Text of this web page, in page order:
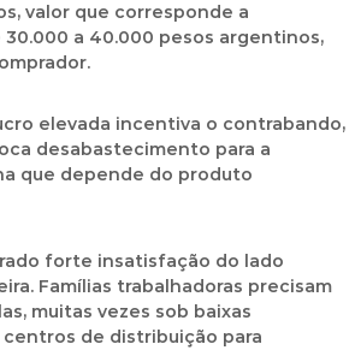
, valor que corresponde a
30.000 a 40.000 pesos argentinos,
elevada incentiva o contrabando,
desabastecimento para a
que depende do produto
forte insatisfação do lado
Famílias trabalhadoras precisam
muitas vezes sob baixas
de distribuição para